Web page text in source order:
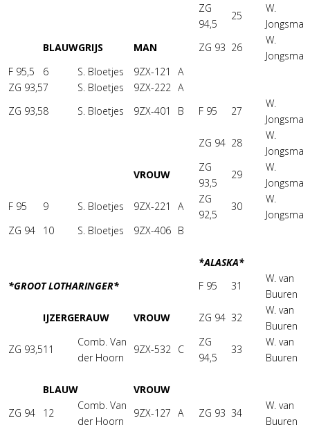
ZG
94,5
25
W.
Jongsma
BLAUWGRIJS
MAN ZG 93 26
W.
Jongsma
F 95,5
6 S. Bloetjes 9ZX-121
A
ZG 93,57 S. Bloetjes 9ZX-222 A
ZG 93,58 S. Bloetjes 9ZX-401 B F 95 27
W.
Jongsma
ZG 94 28
W.
Jongsma
VROUW
ZG
93,5
29
W.
Jongsma
F 95
9 S. Bloetjes 9ZX-221 A
ZG
92,5
30
W.
Jongsma
ZG 94
10 S. Bloetjes 9ZX-406 B
*ALASKA*
*GROOT LOTHARINGER*
F 95 31
W. van
Buuren
IJZERGERAUW
VROUW ZG 94 32
W. van
Buuren
ZG 93,511
Comb. Van
der Hoorn
9ZX-532 C
ZG
94,5
33
W. van
Buuren
BLAUW
VROUW
ZG 94
12
Comb. Van
der Hoorn
9ZX-127 A ZG 93 34
W. van
Buuren